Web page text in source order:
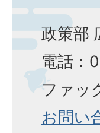
政策部
電話：
ファッ
お問い